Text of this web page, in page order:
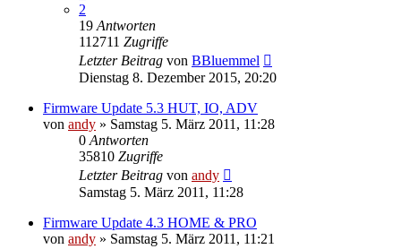
2
19 Antworten
112711 Zugriffe
Letzter Beitrag von BBluemmel
Dienstag 8. Dezember 2015, 20:20
Firmware Update 5.3 HUT, IO, ADV
von andy » Samstag 5. März 2011, 11:28
0 Antworten
35810 Zugriffe
Letzter Beitrag von andy
Samstag 5. März 2011, 11:28
Firmware Update 4.3 HOME & PRO
von andy » Samstag 5. März 2011, 11:21